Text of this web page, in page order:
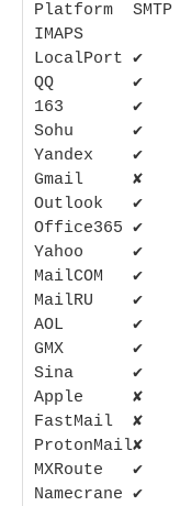
Platform  SMTP
IMAPS
LocalPort ✔
QQ        ✔
163       ✔
Sohu      ✔
Yandex    ✔
Gmail     ✘
Outlook   ✔
Office365 ✔
Yahoo     ✔
MailCOM
MailRU    ✔
AOL       ✔
GMX       ✔
Sina      ✔
Apple     ✘
FastMail  ✘
MXRoute
Namecrane